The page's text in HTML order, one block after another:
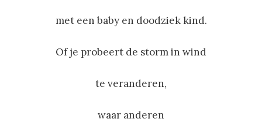
met een baby en doodziek kind.
Of je probeert de storm in wind
te veranderen,
waar anderen